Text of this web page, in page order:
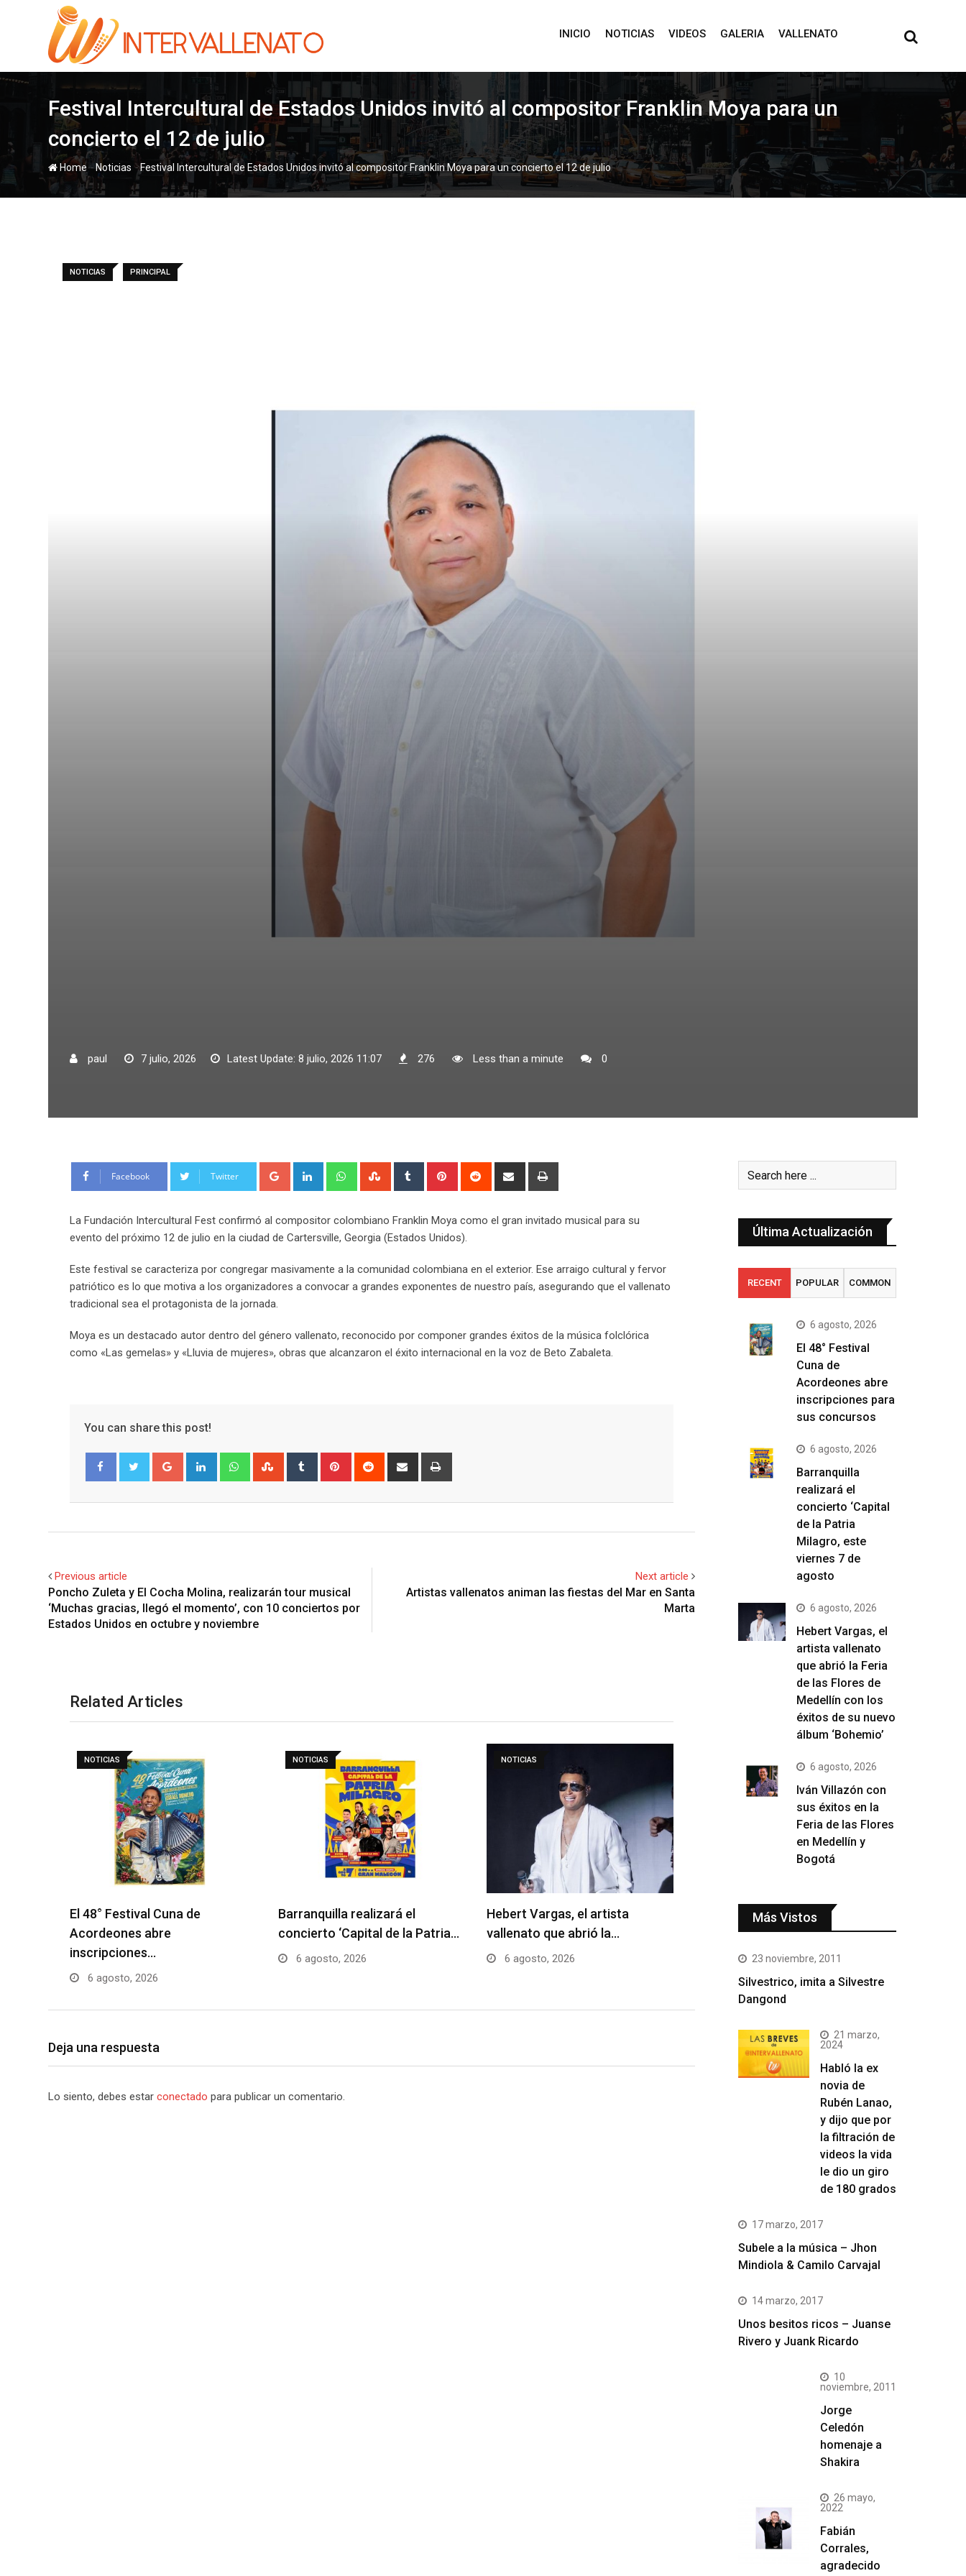
INICIO NOTICIAS VIDEOS GALERIA VALLENATO
Festival Intercultural de Estados Unidos invitó al compositor Franklin Moya para un
concierto el 12 de julio
Home-Noticias -Festival Intercultural de Estados Unidos invitó al compositor Franklin Moya para un concierto el 12 de julio
NOTICIAS PRINCIPAL
paul 7 julio, 2026 Latest Update: 8 julio, 2026 11:07 276 Less than a minute 0
Facebook Twitter Google+ LinkedIn WhatsappStumbleUpon
Tumblr Pinterest Reddit
Share
La Fundación Intercultural Fest confirmó al compositor colombiano Franklin Moya como el gran invitado musical para su
evento del próximo 12 de julio en la ciudad de Cartersville, Georgia (Estados Unidos).
Este festival se caracteriza por congregar masivamente a la comunidad colombiana en el exterior. Ese arraigo cultural y fervor
patriótico es lo que motiva a los organizadores a convocar a grandes exponentes de nuestro país, asegurando que el vallenato
tradicional sea el protagonista de la jornada.
Moya es un destacado autor dentro del género vallenato, reconocido por componer grandes éxitos de la música folclórica
como «Las gemelas» y «Lluvia de mujeres», obras que alcanzaron el éxito internacional en la voz de Beto Zabaleta.
You can share this post!
Google+ LinkedIn WhatsappStumbleUpon
Tumblr Pinterest Reddit
Share
Previous article
Poncho Zuleta y El Cocha Molina, realizarán tour musical
‘Muchas gracias, llegó el momento’, con 10 conciertos por
Estados Unidos en octubre y noviembre
Next article
Artistas vallenatos animan las fiestas del Mar en Santa
Marta
Related Articles
NOTICIAS
El 48° Festival Cuna de
Acordeones abre
inscripciones…
6 agosto, 2026
NOTICIAS
Barranquilla realizará el
concierto ‘Capital de la Patria…
6 agosto, 2026
NOTICIAS
Hebert Vargas, el artista
vallenato que abrió la…
6 agosto, 2026
Deja una respuesta
Lo siento, debes estar conectado para publicar un comentario.
Última Actualización
RECENT POPULAR COMMON
6 agosto, 2026
El 48° Festival
Cuna de
Acordeones abre
inscripciones para
sus concursos
6 agosto, 2026
Barranquilla
realizará el
concierto ‘Capital
de la Patria
Milagro, este
viernes 7 de
agosto
6 agosto, 2026
Hebert Vargas, el
artista vallenato
que abrió la Feria
de las Flores de
Medellín con los
éxitos de su nuevo
álbum ‘Bohemio’
6 agosto, 2026
Iván Villazón con
sus éxitos en la
Feria de las Flores
en Medellín y
Bogotá
Más Vistos
23 noviembre, 2011
Silvestrico, imita a Silvestre
Dangond
21 marzo,
2024
Habló la ex
novia de
Rubén Lanao,
y dijo que por
la filtración de
videos la vida
le dio un giro
de 180 grados
17 marzo, 2017
Subele a la música – Jhon
Mindiola & Camilo Carvajal
14 marzo, 2017
Unos besitos ricos – Juanse
Rivero y Juank Ricardo
10
noviembre, 2011
Jorge
Celedón
homenaje a
Shakira
26 mayo,
2022
Fabián
Corrales,
agradecido